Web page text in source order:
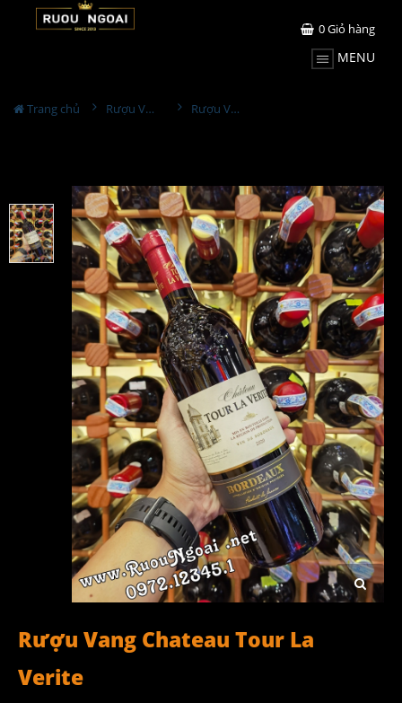
0Giỏ hàng
MENU
Trang chủ Rượu Vang Rượu Vang Chateau Tour La Verite
Rượu Vang Chateau Tour La
Verite